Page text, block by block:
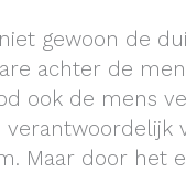
gewoon de
achter de
ook de mens
verantwoordelijk
Maar door het